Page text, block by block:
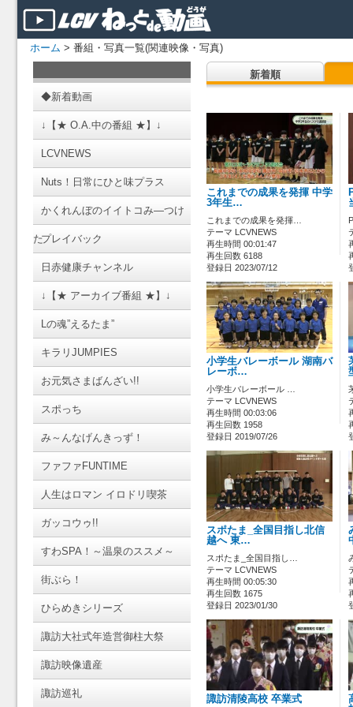
ホーム > 番組・写真一覧(関連映像・写真)
◆新着動画
↓【★ O.A.中の番組 ★】↓
LCVNEWS
Nuts！日常にひと味プラス
かくれんぼのイイトコみ―つけ
たプレイバック
日赤健康チャンネル
↓【★ アーカイブ番組 ★】↓
Lの魂”えるたま”
キラリJUMPIES
お元気さまばんざい!!
スポっち
み～んなげんきっず！
ファファFUNTIME
人生はロマン イロドリ喫茶
ガッコウゥ!!
すわSPA！～温泉のススメ～
街ぶら！
ひらめきシリーズ
諏訪大社式年造営御柱大祭
諏訪映像遺産
諏訪巡礼
新着順
これまでの成果を発揮 中学
3年生…
これまでの成果を発揮…
テーマ LCVNEWS
再生時間 00:01:47
再生回数 6188
登録日 2023/07/12
小学生バレーボール 湖南バ
レーボ…
小学生バレーボール …
テーマ LCVNEWS
再生時間 00:03:06
再生回数 1958
登録日 2019/07/26
スポたま_全国目指し北信
越へ 東…
スポたま_全国目指し…
テーマ LCVNEWS
再生時間 00:05:30
再生回数 1675
登録日 2023/01/30
諏訪清陵高校 卒業式